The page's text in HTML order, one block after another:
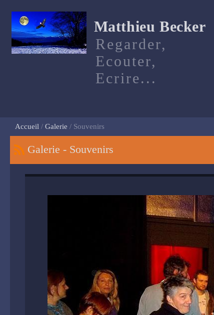
Matthieu Becker
Regarder,
Ecouter,
Ecrire...
Accueil Galerie Souvenirs
Galerie - Souvenirs